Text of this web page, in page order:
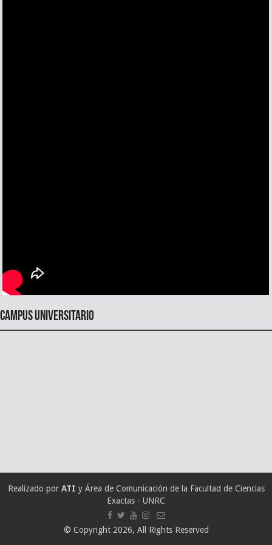
Campus universitario
Realizado por ATI y Área de Comunicación de la Facultad de Ciencias
Exactas - UNRC
© Copyright 2026, All Rights Reserved